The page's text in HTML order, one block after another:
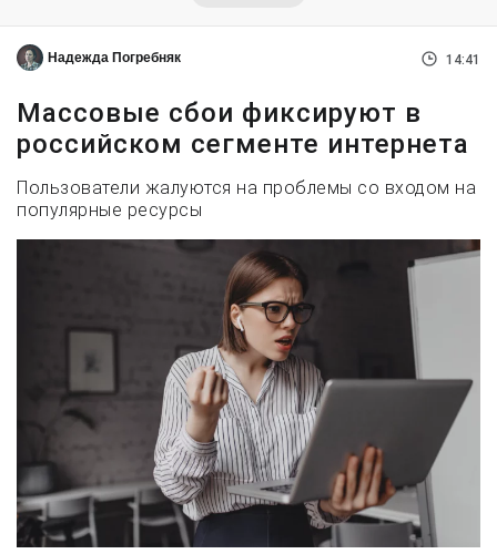
Надежда Погребняк 14:41
Массовые сбои фиксируют в
российском сегменте интернета
Пользователи жалуются на проблемы со входом на
популярные ресурсы